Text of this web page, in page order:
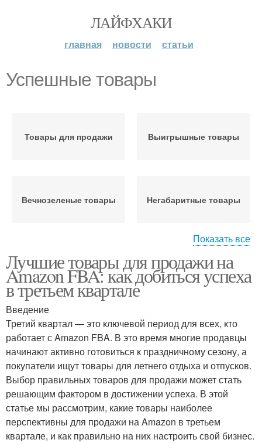
ЛАЙФХАКИ
главная новости статьи
Успешные товары
Товары для продажи Выигрышные товары
Вечнозеленые товары Негабаритные товары
Победные товары Прибыльные товары
Товар до начала
Показать все
Лучшие товары для продажи на
Amazon FBA: как добиться успеха
в третьем квартале
Введение
Третий квартал — это ключевой период для всех, кто
работает с Amazon FBA. В это время многие продавцы
начинают активно готовиться к праздничному сезону, а
покупатели ищут товары для летнего отдыха и отпусков.
Выбор правильных товаров для продажи может стать
решающим фактором в достижении успеха. В этой
статье мы рассмотрим, какие товары наиболее
перспективны для продажи на Amazon в третьем
квартале, и как правильно на них настроить свой бизнес.